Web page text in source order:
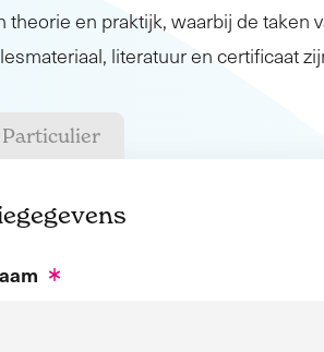
en praktijk, waarbij de taken
literatuur en certificaat
Particulier